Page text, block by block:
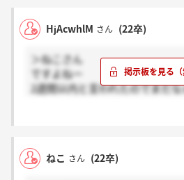
HjAcwhlM さん (22卒)
＞ねこさん
ですよねー
2週間以内と言われたのでまだ
ねこ さん (22卒)